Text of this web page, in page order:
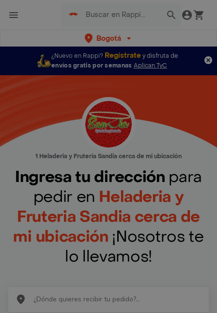
Bogotá
¿Nuevo en Rappi? Regístratey disfruta de
envíos gratis por semanas Aplican TyC
1 Heladeria y Fruteria Sandia cerca de mi ubicación
Ingresa tu dirección para
pedir en Heladeria y
Fruteria Sandia cerca de
mi ubicación ¡Nosotros te
lo llevamos!